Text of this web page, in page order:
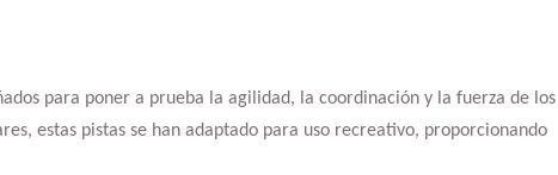
para poner a prueba la agilidad, la coordinación y la fuerza de los
estas pistas se han adaptado para uso recreativo, proporcionando